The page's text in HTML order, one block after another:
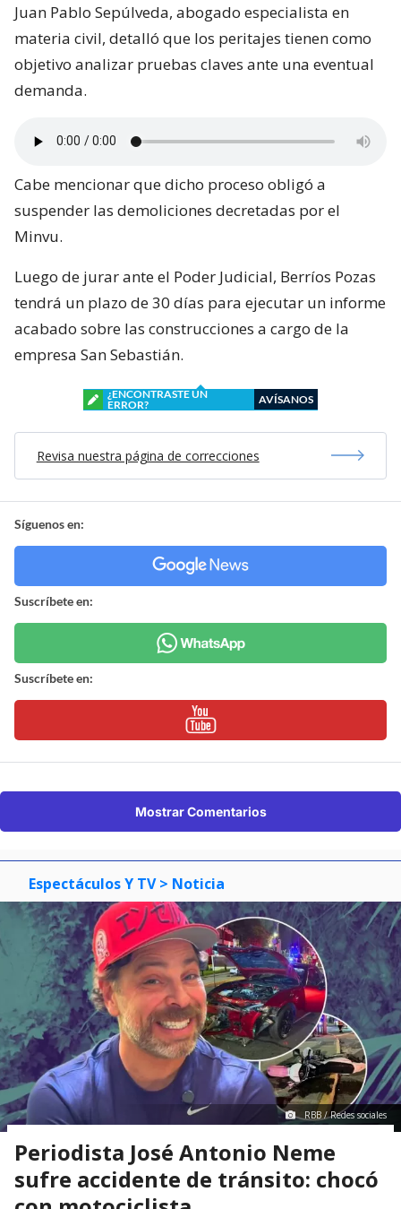
Juan Pablo Sepúlveda, abogado especialista en
materia civil, detalló que los peritajes tienen como
objetivo analizar pruebas claves ante una eventual
demanda.
Cabe mencionar que dicho proceso obligó a
suspender las demoliciones decretadas por el
Minvu.
Luego de jurar ante el Poder Judicial, Berríos Pozas
tendrá un plazo de 30 días para ejecutar un informe
acabado sobre las construcciones a cargo de la
empresa San Sebastián.
¿ENCONTRASTE UN
ERROR?
AVÍSANOS
Revisa nuestra página de correcciones
Síguenos en:
Suscríbete en:
Suscríbete en:
Mostrar Comentarios
Espectáculos Y TV > Noticia
RBB / Redes sociales
Periodista José Antonio Neme
sufre accidente de tránsito: chocó